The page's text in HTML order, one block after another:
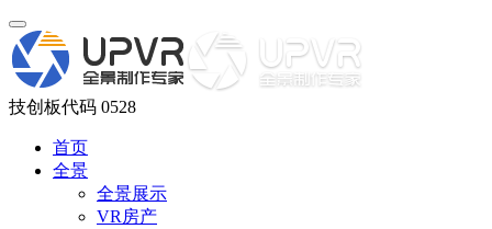
技创板代码 0528
首页
全景
全景展示
VR房产